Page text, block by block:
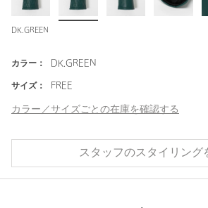
DK.GREEN
カラー： DK.GREEN
サイズ： FREE
カラー／サイズごとの在庫を確認する
スタッフのスタイリング